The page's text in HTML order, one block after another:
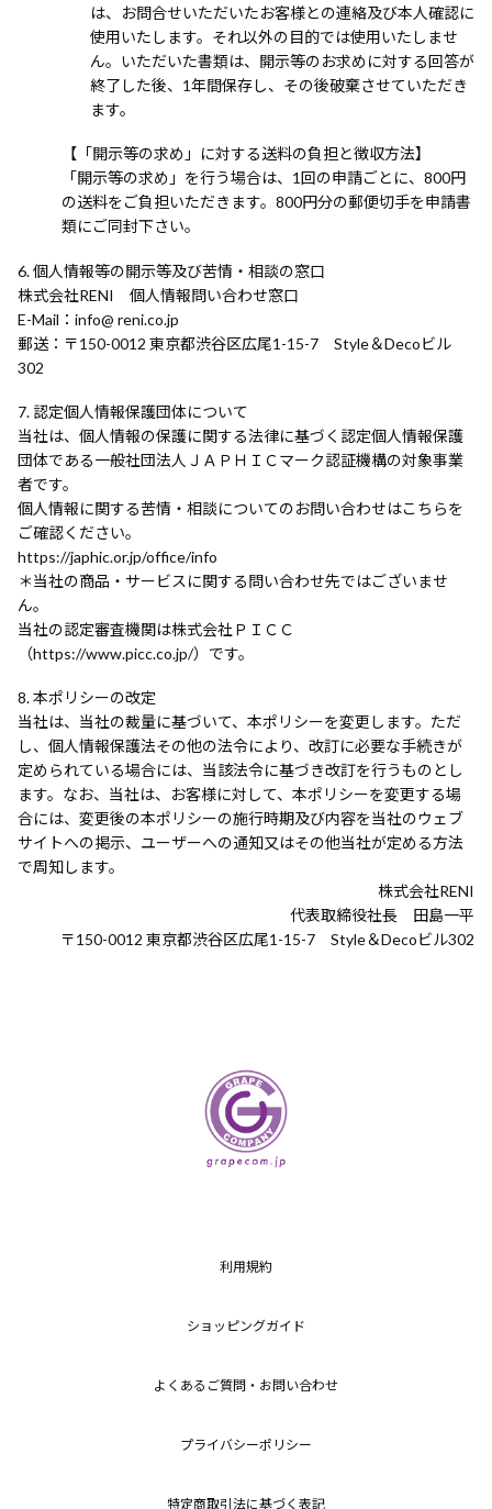
は、お問合せいただいたお客様との連絡及び本人確認に
使用いたします。それ以外の目的では使用いたしませ
ん。いただいた書類は、開示等のお求めに対する回答が
終了した後、1年間保存し、その後破棄させていただき
ます。
【「開示等の求め」に対する送料の負担と徴収方法】
「開示等の求め」を行う場合は、1回の申請ごとに、800円
の送料をご負担いただきます。800円分の郵便切手を申請書
類にご同封下さい。
個人情報等の開示等及び苦情・相談の窓口
株式会社RENI 個人情報問い合わせ窓口
E-Mail
info@ reni.co.jp
郵送
〒150-0012 東京都渋谷区広尾1-15-7 Style＆Decoビル
302
認定個人情報保護団体について
当社は、個人情報の保護に関する法律に基づく認定個人情報保護
団体である一般社団法人ＪＡＰＨＩＣマーク認証機構の対象事業
者です。
個人情報に関する苦情・相談についてのお問い合わせはこちらを
ご確認ください。
https://japhic.or.jp/office/info
＊当社の商品・サービスに関する問い合わせ先ではございませ
ん。
当社の認定審査機関は株式会社ＰＩＣＣ
（https://www.picc.co.jp/）です。
本ポリシーの改定
当社は、当社の裁量に基づいて、本ポリシーを変更します。ただ
し、個人情報保護法その他の法令により、改訂に必要な手続きが
定められている場合には、当該法令に基づき改訂を行うものとし
ます。なお、当社は、お客様に対して、本ポリシーを変更する場
合には、変更後の本ポリシーの施行時期及び内容を当社のウェブ
サイトへの掲示、ユーザーへの通知又はその他当社が定める方法
で周知します。
株式会社RENI
代表取締役社長 田島一平
〒150-0012 東京都渋谷区広尾1-15-7 Style＆Decoビル302
利用規約
ショッピングガイド
よくあるご質問・お問い合わせ
プライバシーポリシー
特定商取引法に基づく表記